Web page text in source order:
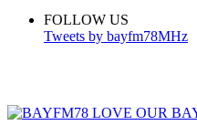
FOLLOW US
Tweets by bayfm78MHz